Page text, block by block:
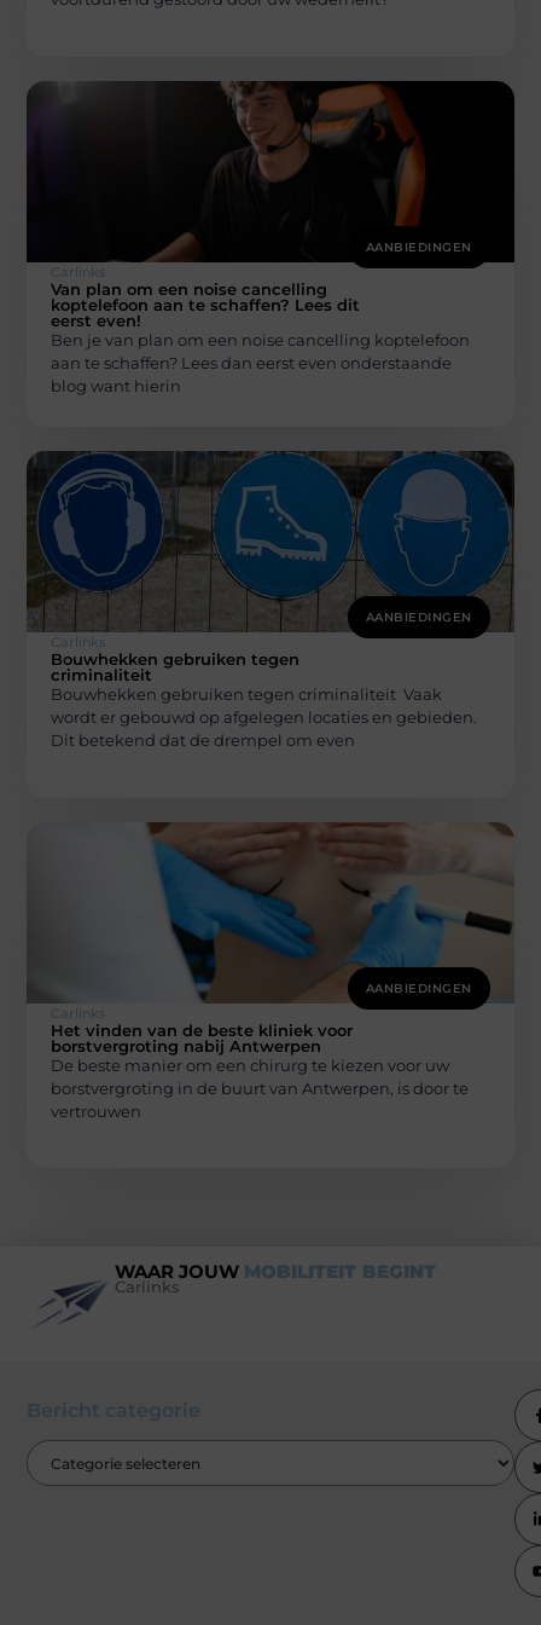
AANBIEDINGEN
Carlinks
Van plan om een noise cancelling
koptelefoon aan te schaffen? Lees dit
eerst even!
Ben je van plan om een noise cancelling koptelefoon
aan te schaffen? Lees dan eerst even onderstaande
blog want hierin
AANBIEDINGEN
Carlinks
Bouwhekken gebruiken tegen
criminaliteit
Bouwhekken gebruiken tegen criminaliteit Vaak
wordt er gebouwd op afgelegen locaties en gebieden.
Dit betekend dat de drempel om even
AANBIEDINGEN
Carlinks
Het vinden van de beste kliniek voor
borstvergroting nabij Antwerpen
De beste manier om een ​​chirurg te kiezen voor uw
borstvergroting in de buurt van Antwerpen, is door te
vertrouwen
WAAR JOUW MOBILITEIT BEGINT
Carlinks
Bericht categorie